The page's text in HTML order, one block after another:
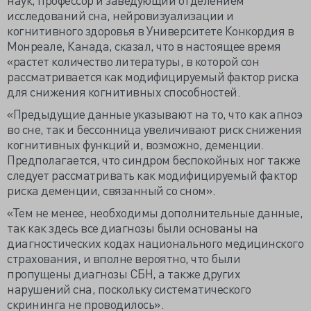
исследований сна, нейровизуализации и
когнитивного здоровья в Университете Конкордия в
Монреале, Канада, сказал, что в настоящее время
«растет количество литературы, в которой сон
рассматривается как модифицируемый фактор риска
для снижения когнитивных способностей.
«Предыдущие данные указывают на то, что как апноэ
во сне, так и бессонница увеличивают риск снижения
когнитивных функций и, возможно, деменции.
Предполагается, что синдром беспокойных ног также
следует рассматривать как модифицируемый фактор
риска деменции, связанный со сном».
«Тем не менее, необходимы дополнительные данные,
так как здесь все диагнозы были основаны на
диагностических кодах национального медицинского
страхования, и вполне вероятно, что были
пропущены диагнозы СБН, а также других
нарушений сна, поскольку систематического
скрининга не проводилось».